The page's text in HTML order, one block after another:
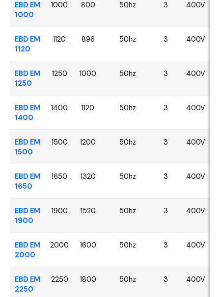
EBD EM
1000
1000 800 50hz 3 400V
EBD EM
1120
1120 896 50hz 3 400V
EBD EM
1250
1250 1000 50hz 3 400V
EBD EM
1400
1400 1120 50hz 3 400V
EBD EM
1500
1500 1200 50hz 3 400V
EBD EM
1650
1650 1320 50hz 3 400V
EBD EM
1900
1900 1520 50hz 3 400V
EBD EM
2000
2000 1600 50hz 3 400V
EBD EM
2250
2250 1800 50hz 3 400V